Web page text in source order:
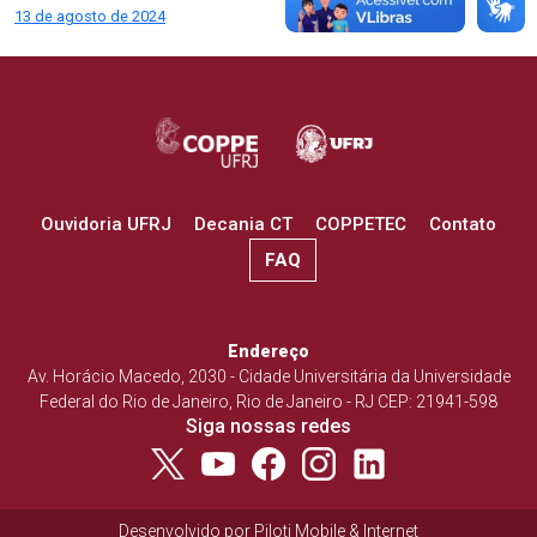
Post
13 de agosto de 2024
Ouvidoria UFRJ Decania CT COPPETEC
Contato
FAQ
Endereço
Av. Horácio Macedo, 2030 - Cidade Universitária da Universidade
Federal do Rio de Janeiro, Rio de Janeiro - RJ CEP: 21941-598
Siga nossas redes
Desenvolvido por Piloti Mobile & Internet